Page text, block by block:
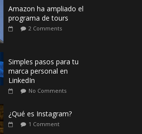
Amazon ha ampliado el
programa de tours
2 Comments
Simples pasos para tu
marca personal en
LinkedIn
No Comments
¿Qué es Instagram?
1 Comment